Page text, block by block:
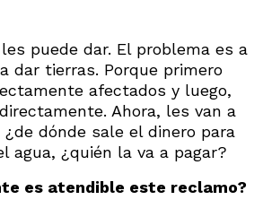
puede dar. El problema es a
dar tierras. Porque primero
afectados y luego,
Ahora, les van a
dónde sale el dinero para
agua, ¿quién la va a pagar?
es atendible este reclamo?